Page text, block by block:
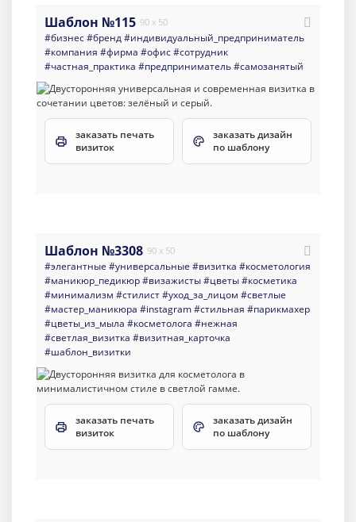
Шаблон №115 90 x 50
#бизнес#бренд#индивидуальный_предприниматель
#компания #фирма #офис#сотрудник
#частная_практика #предприниматель#самозанятый
заказать печать
визиток
заказать дизайн
по шаблону
Шаблон №3308 90 x 50
#элегантные #универсальные #визитка #косметология
#маникюр_педикюр#визажисты#цветы#косметика
#минимализм #стилист#уход_за_лицом #светлые
#мастер_маникюра #instagram#стильная #парикмахер
#цветы_из_мыла #косметолога #нежная
#светлая_визитка #визитная_карточка
#шаблон_визитки
заказать печать
визиток
заказать дизайн
по шаблону